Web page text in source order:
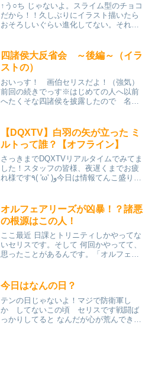
↑う○ち じゃないよ。スライム型のチョコ
だから！！久しぶりにイラスト描いたら
おそろしいぐらい進化してない。それど
ンイベントが終了したので、リアルでも
終わった気になってま...
四諸侯大反省会 ～後編～（イラ
ストの）
おいっす！ 画伯セリスだよ！（強気）
前回の続きでっす※はじめての人へ以前
へたくそな四諸侯を披露したので 名誉
バー前回のアクバーは可愛すぎた。あ
と パンツが黒いのが失敗フ...
【DQXTV】白羽の矢が立った ミ
ルトって誰？【オフライン】
さっきまでDQXTVリアルタイムでみてま
した！スタッフの皆様、夜遅くまでお疲
れ様です٩( 'ω' )و今日は情報てんこ盛りで
（すみません、書きながら寝落ちしてた
ので次の日...
オルフェアリーズが凶暴！？諸悪
の根源はこの人！
ここ最近 日課とトリニティしかやってな
いセリスです。そして 何回かやってて、
思ったことがあるんです。「オルフェア
よ。大多数は、凶暴じゃないので 偏見は
持たないようにお...
今日はなんの日？
テンの日じゃないよ！マジで防衛軍し
か してないこの頃 セリスです戦闘ば
っかりしてると なんだが心が荒んできた